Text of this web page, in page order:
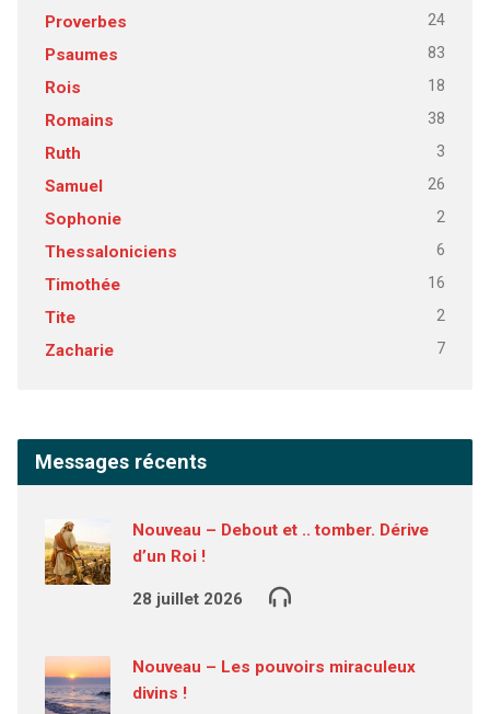
Proverbes 24
Psaumes 83
Rois 18
Romains 38
Ruth 3
Samuel 26
Sophonie 2
Thessaloniciens 6
Timothée 16
Tite 2
Zacharie 7
Messages récents
Nouveau – Debout et .. tomber. Dérive
d’un Roi !
28 juillet 2026
Nouveau – Les pouvoirs miraculeux
divins !